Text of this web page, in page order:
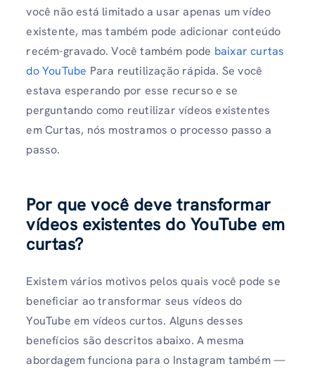
você não está limitado a usar apenas um vídeo
existente, mas também pode adicionar conteúdo
recém-gravado. Você também pode baixar curtas
do YouTube Para reutilização rápida. Se você
estava esperando por esse recurso e se
perguntando como reutilizar vídeos existentes
em Curtas, nós mostramos o processo passo a
passo.
Por que você deve transformar
vídeos existentes do YouTube em
curtas?
Existem vários motivos pelos quais você pode se
beneficiar ao transformar seus vídeos do
YouTube em vídeos curtos. Alguns desses
benefícios são descritos abaixo. A mesma
abordagem funciona para o Instagram também —